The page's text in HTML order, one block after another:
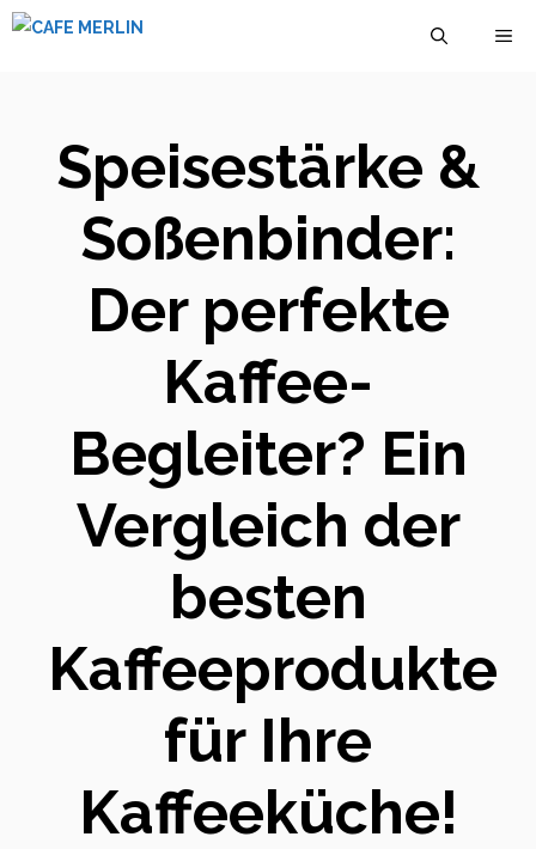
Zum
Speisestärke &
Soßenbinder:
Der perfekte
Kaffee-
Begleiter? Ein
Vergleich der
besten
Kaffeeprodukte
für Ihre
Kaffeeküche!